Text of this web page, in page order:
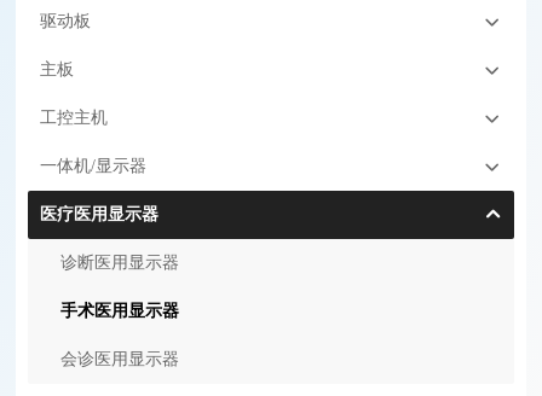
驱动板
主板
工控主机
一体机/显示器
医疗医用显示器
诊断医用显示器
手术医用显示器
会诊医用显示器